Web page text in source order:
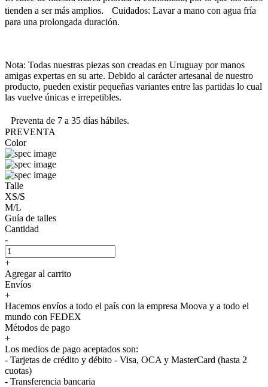
tienden a ser más amplios. Cuidados: Lavar a mano con agua fría
para una prolongada duración.
Nota: Todas nuestras piezas son creadas en Uruguay por manos
amigas expertas en su arte. Debido al carácter artesanal de nuestro
producto, pueden existir pequeñas variantes entre las partidas lo cual
las vuelve únicas e irrepetibles.
Preventa de 7 a 35 días hábiles.
PREVENTA
Color
Talle
XS/S
M/L
Guía de talles
Cantidad
-
+
Agregar al carrito
Envíos
+
Hacemos envíos a todo el país con la empresa Moova y a todo el
mundo con FEDEX
Métodos de pago
+
Los medios de pago aceptados son:
- Tarjetas de crédito y débito - Visa, OCA y MasterCard (hasta 2
cuotas)
- Transferencia bancaria